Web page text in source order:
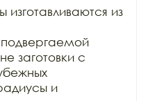
из
подвергаемой
заготовки с
и